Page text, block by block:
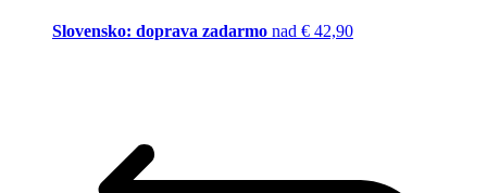
Slovensko: doprava zadarmo nad € 42,90